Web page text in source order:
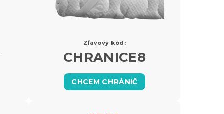
Zľavový kód:
CHRANICE8
CHCEM CHRÁNIČ